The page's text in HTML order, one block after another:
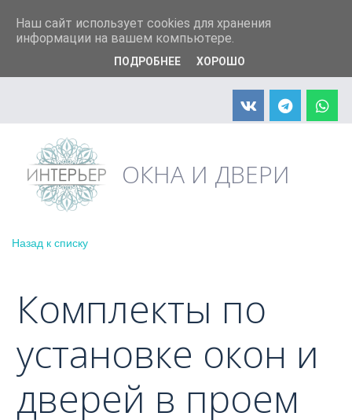
+7 (904) 598-90-66 info@interier33.ru
АКЦИЯ! Москитная сетка в подарок
ОКНА И ДВЕРИ
Назад к списку
Комплекты по
установке окон и
дверей в проем
Наш сайт использует cookies для хранения
информации на вашем компьютере.
ПОДРОБНЕЕ ХОРОШО